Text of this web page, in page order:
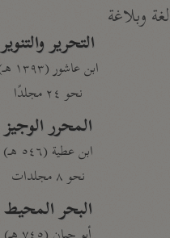
لغة وبلاغة
التحرير والتنوير
ابن عاشور (١٣٩٣ هـ)
نحو ٢٤ مجلدًا
المحرر الوجيز
ابن عطية (٥٤٦ هـ)
نحو ٨ مجلدات
البحر المحيط